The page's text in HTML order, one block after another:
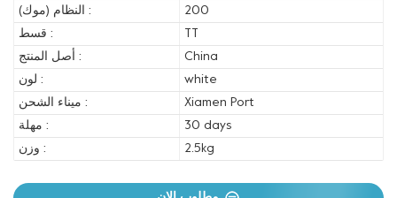
النظام (موك) :
200
قسط :
أصل المنتج :
China
لون :
white
ميناء الشحن :
Xiamen Port
مهلة :
30 days
وزن :
2.5kg